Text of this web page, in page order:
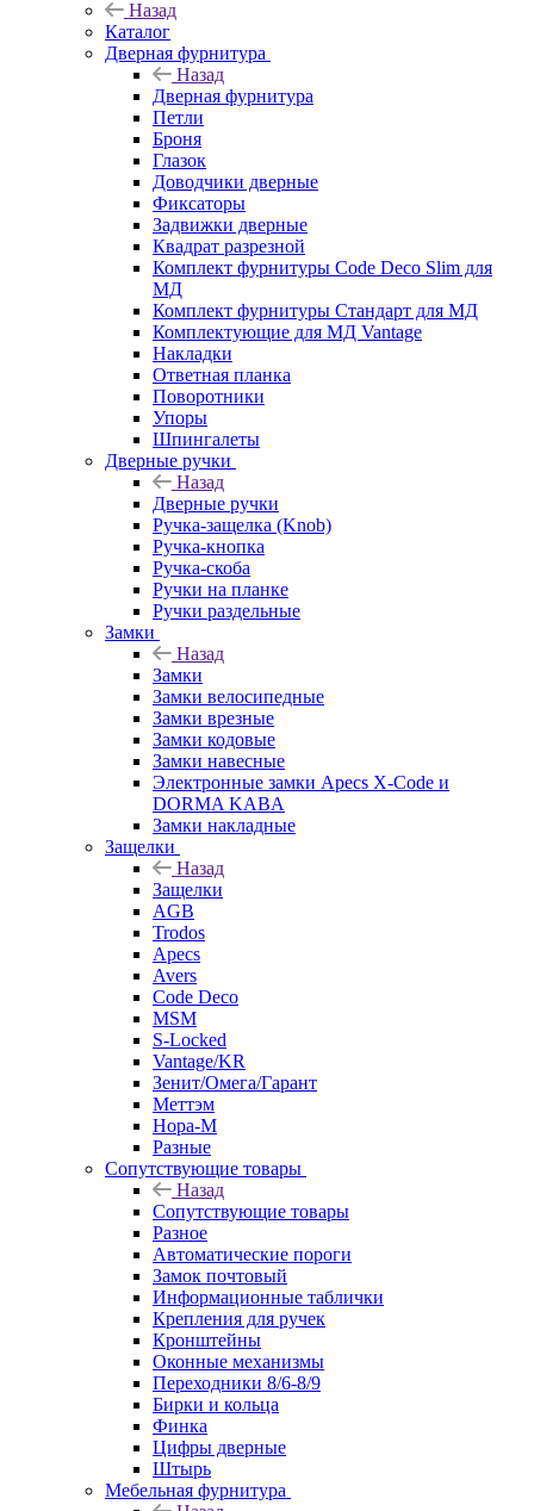
Назад
Каталог
Дверная фурнитура
Назад
Дверная фурнитура
Петли
Броня
Глазок
Доводчики дверные
Фиксаторы
Задвижки дверные
Квадрат разрезной
Комплект фурнитуры Code Deco Slim для
МД
Комплект фурнитуры Стандарт для МД
Комплектующие для МД Vantage
Накладки
Ответная планка
Поворотники
Упоры
Шпингалеты
Дверные ручки
Назад
Дверные ручки
Ручка-защелка (Knob)
Ручка-кнопка
Ручка-скоба
Ручки на планке
Ручки раздельные
Замки
Назад
Замки
Замки велосипедные
Замки врезные
Замки кодовые
Замки навесные
Электронные замки Apecs X-Code и
DORMA KABA
Замки накладные
Защелки
Назад
Защелки
AGB
Trodos
Apecs
Avers
Code Deco
MSM
S-Locked
Vantage/KR
Зенит/Омега/Гарант
Меттэм
Нора-М
Разные
Сопутствующие товары
Назад
Сопутствующие товары
Разное
Автоматические пороги
Замок почтовый
Информационные таблички
Крепления для ручек
Кронштейны
Оконные механизмы
Переходники 8/6-8/9
Бирки и кольца
Финка
Цифры дверные
Штырь
Мебельная фурнитура